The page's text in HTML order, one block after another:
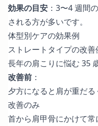
効果の目安 ：3〜4 週間
される方が多いです。
体型別ケアの効果例
ストレートタイプの改善
長年の肩こりに悩む 35
改善前 ：
夕方になると肩が重だ
改善のみ
首から肩甲骨にかけて常